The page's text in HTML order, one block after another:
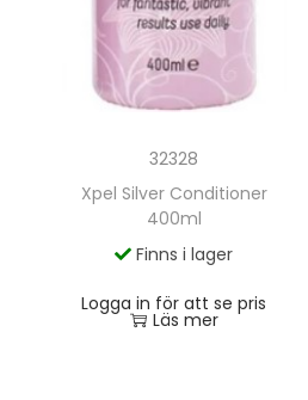
32328
Xpel Silver Conditioner
400ml
Finns i lager
Logga in för att se pris
Läs mer